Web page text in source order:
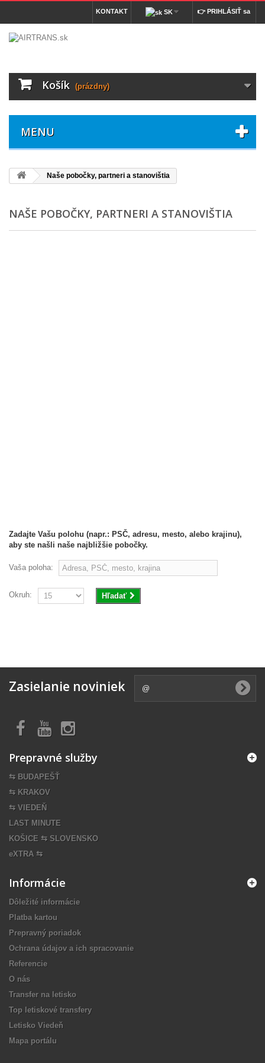
👉 PRIHLÁSIŤ sa
SK
KONTAKT
Košík (prázdny)
MENU
Naše pobočky, partneri a stanovištia
NAŠE POBOČKY, PARTNERI A STANOVIŠTIA
Zadajte Vašu polohu (napr.: PSČ, adresu, mesto, alebo krajinu),
aby ste našli naše najbližšie pobočky.
Vaša poloha:
Okruh: Hľadať
Zasielanie noviniek
Prepravné služby
⇆ BUDAPEŠŤ
⇆ KRAKOV
⇆ VIEDEŇ
LAST MINUTE
KOŠICE ⇆ SLOVENSKO
eXTRA ⇆
Informácie
Dôležité informácie
Platba kartou
Prepravný poriadok
Ochrana údajov a ich spracovanie
Referencie
O nás
Transfer na letisko
Top letiskové transfery
Letisko Viedeň
Mapa portálu